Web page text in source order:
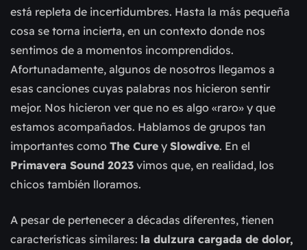
está repleta de incertidumbres. Hasta la más pequeña
cosa se torna incierta, en un contexto donde nos
sentimos de a momentos incomprendidos.
Afortunadamente, algunos de nosotros llegamos a
esas canciones cuyas palabras nos hicieron sentir
mejor. Nos hicieron ver que no es algo «raro» y que
estamos acompañados. Hablamos de grupos tan
importantes como The Cure y Slowdive. En el
Primavera Sound 2023 vimos que, en realidad, los
chicos también lloramos.
A pesar de pertenecer a décadas diferentes, tienen
características similares: la dulzura cargada de dolor,